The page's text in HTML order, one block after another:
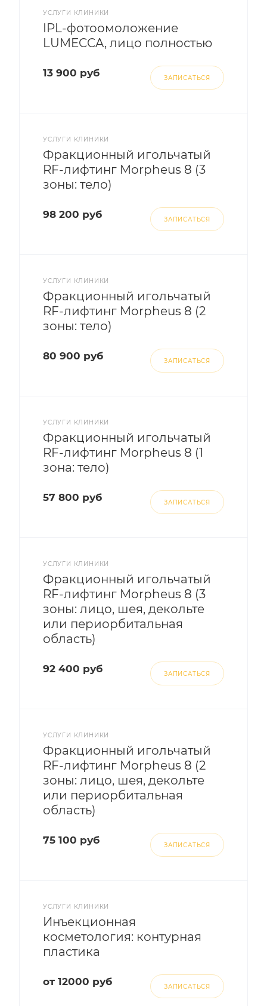
УСЛУГИ КЛИНИКИ
IPL-фотоомоложение
LUMECCA, лицо полностью
13 900 руб ЗАПИСАТЬСЯ
УСЛУГИ КЛИНИКИ
Фракционный игольчатый
RF-лифтинг Morpheus 8 (3
зоны: тело)
98 200 руб ЗАПИСАТЬСЯ
УСЛУГИ КЛИНИКИ
Фракционный игольчатый
RF-лифтинг Morpheus 8 (2
зоны: тело)
80 900 руб ЗАПИСАТЬСЯ
УСЛУГИ КЛИНИКИ
Фракционный игольчатый
RF-лифтинг Morpheus 8 (1
зона: тело)
57 800 руб ЗАПИСАТЬСЯ
УСЛУГИ КЛИНИКИ
Фракционный игольчатый
RF-лифтинг Morpheus 8 (3
зоны: лицо, шея, декольте
или периорбитальная
область)
92 400 руб ЗАПИСАТЬСЯ
УСЛУГИ КЛИНИКИ
Фракционный игольчатый
RF-лифтинг Morpheus 8 (2
зоны: лицо, шея, декольте
или периорбитальная
область)
75 100 руб ЗАПИСАТЬСЯ
УСЛУГИ КЛИНИКИ
Инъекционная
косметология: контурная
пластика
от 12000 руб ЗАПИСАТЬСЯ